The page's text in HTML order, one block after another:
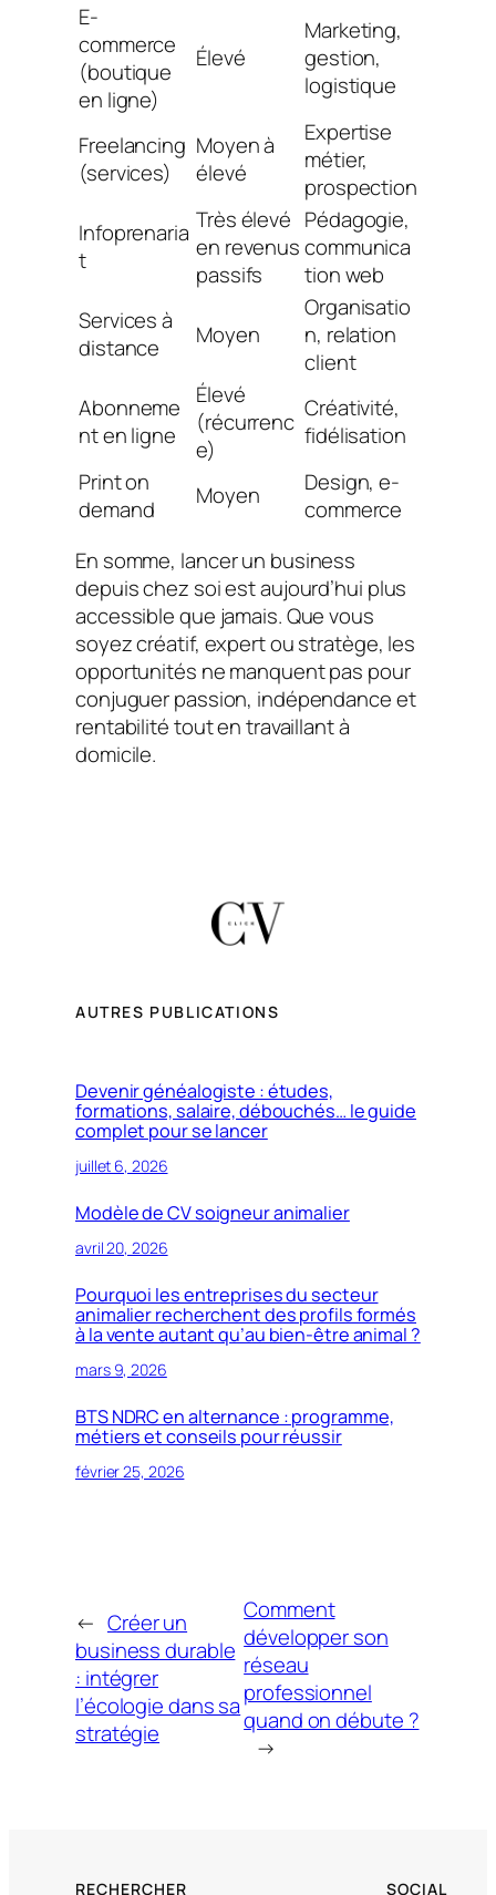
E-
commerce
(boutique
en ligne)
Élevé
Marketing,
gestion,
logistique
Freelancing
(services)
Moyen à
élevé
Expertise
métier,
prospection
Infoprenaria
t
Très élevé
en revenus
passifs
Pédagogie,
communica
tion web
Services à
distance
Moyen
Organisatio
n, relation
client
Abonneme
nt en ligne
Élevé
(récurrenc
e)
Créativité,
fidélisation
Print on
demand
Moyen
Design, e-
commerce
En somme, lancer un business
depuis chez soi est aujourd’hui plus
accessible que jamais. Que vous
soyez créatif, expert ou stratège, les
opportunités ne manquent pas pour
conjuguer passion, indépendance et
rentabilité tout en travaillant à
domicile.
AUTRES PUBLICATIONS
Devenir généalogiste : études,
formations, salaire, débouchés… le guide
complet pour se lancer
juillet 6, 2026
Modèle de CV soigneur animalier
avril 20, 2026
Pourquoi les entreprises du secteur
animalier recherchent des profils formés
à la vente autant qu’au bien-être animal ?
mars 9, 2026
BTS NDRC en alternance : programme,
métiers et conseils pour réussir
février 25, 2026
← Créer un
business durable
: intégrer
l’écologie dans sa
stratégie
Comment
développer son
réseau
professionnel
quand on débute ?
→
RECHERCHER SOCIAL